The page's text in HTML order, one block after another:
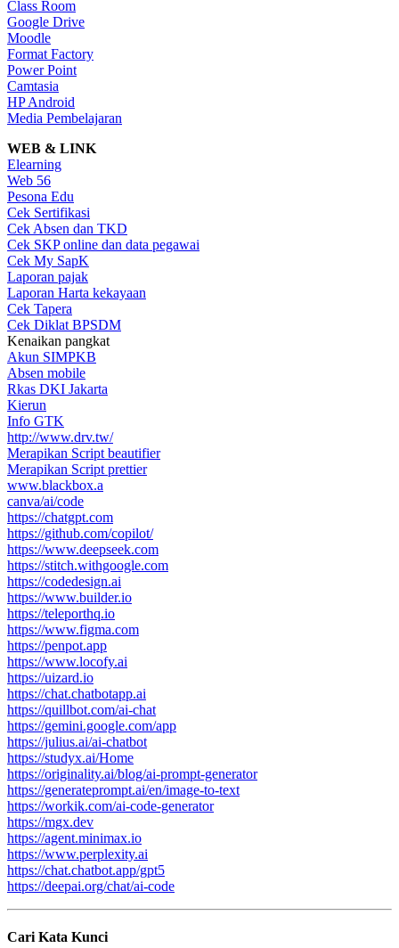
Class Room
Google Drive
Moodle
Format Factory
Power Point
Camtasia
HP Android
Media Pembelajaran
WEB & LINK
Elearning
Web 56
Pesona Edu
Cek Sertifikasi
Cek Absen dan TKD
Cek SKP online dan data pegawai
Cek My SapK
Laporan pajak
Laporan Harta kekayaan
Cek Tapera
Cek Diklat BPSDM
Kenaikan pangkat
Akun SIMPKB
Absen mobile
Rkas DKI Jakarta
Kierun
Info GTK
http://www.drv.tw/
Merapikan Script beautifier
Merapikan Script prettier
www.blackbox.a
canva/ai/code
https://chatgpt.com
https://github.com/copilot/
https://www.deepseek.com
https://stitch.withgoogle.com
https://codedesign.ai
https://www.builder.io
https://teleporthq.io
https://www.figma.com
https://penpot.app
https://www.locofy.ai
https://uizard.io
https://chat.chatbotapp.ai
https://quillbot.com/ai-chat
https://gemini.google.com/app
https://julius.ai/ai-chatbot
https://studyx.ai/Home
https://originality.ai/blog/ai-prompt-generator
https://generateprompt.ai/en/image-to-text
https://workik.com/ai-code-generator
https://mgx.dev
https://agent.minimax.io
https://www.perplexity.ai
https://chat.chatbot.app/gpt5
https://deepai.org/chat/ai-code
Cari Kata Kunci